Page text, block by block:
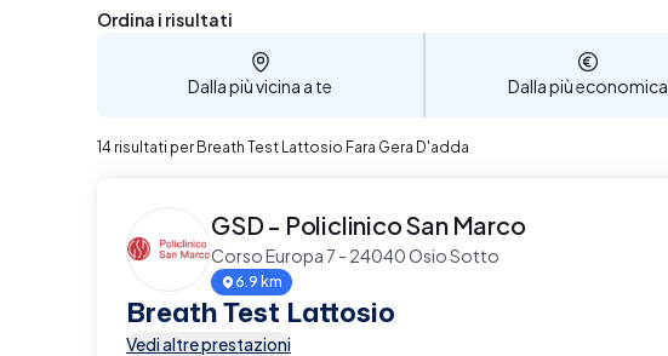
Sono stati trovati 14 risultati
Ordina i risultati
Dalla più vicina a te Dalla più economica
14 risultati per Breath Test Lattosio Fara Gera D'adda
GSD - Policlinico San Marco
Corso Europa 7 - 24040 Osio Sotto
6.9 km
Breath Test Lattosio
Vedi altre prestazioni